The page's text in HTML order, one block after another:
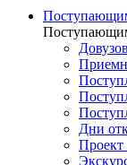
Дни
Проект